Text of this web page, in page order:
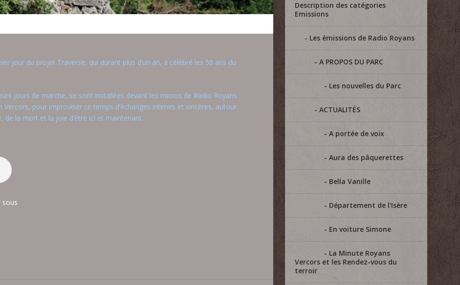
jour du projet Traverse, qui durant plus d’un an, a célébré les 50 ans du
jours de marche, se sont installées devant les micros de Radio Royans
Vercors, pour improviser ce temps d’échanges intimes et sincères, autour
de la mort et la joie d’être ici et maintenant.
sous
Description des catégories
Emissions
Les émissions de Radio Royans
A PROPOS DU PARC
Les nouvelles du Parc
ACTUALITÉS
A portée de voix
Aura des pâquerettes
Bella Vanille
Département de l'Isère
En voiture Simone
La Minute Royans
Vercors et les Rendez-vous du
terroir